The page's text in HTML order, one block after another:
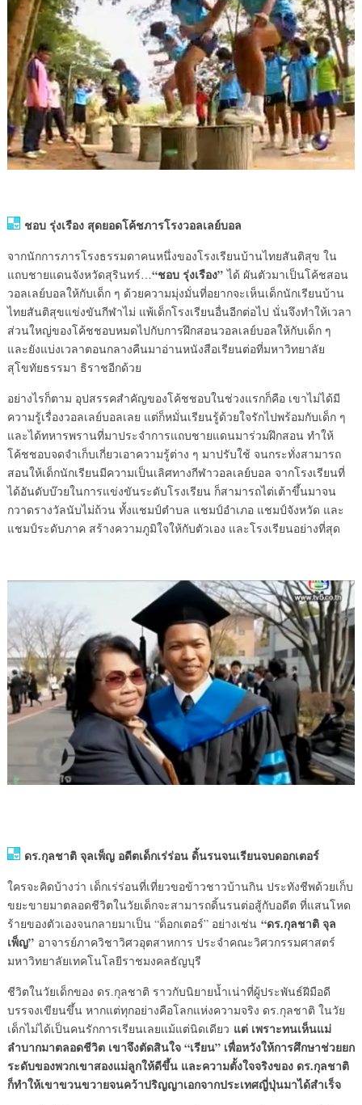
ชอบ รุ่งเรือง สุดยอดโค้ชภารโรงวอลเลย์บอล
จากนักการภารโรงธรรมดาคนหนึ่งของโรงเรียนบ้านไทยสันติสุข ใน
แถบชายแดนจังหวัดสุรินทร์…“ชอบ รุ่งเรือง”ได้ ผันตัวมาเป็นโค้ชสอน
วอลเลย์บอลให้กับเด็ก ๆ ด้วยความมุ่งมั่นที่อยากจะเห็นเด็กนักเรียนบ้าน
ไทยสันติสุขแข่งขันกีฬาไม่ แพ้เด็กโรงเรียนอื่นอีกต่อไป นั่นจึงทำให้เวลา
ส่วนใหญ่ของโค้ชชอบหมดไปกับการฝึกสอนวอลเลย์บอลให้กับเด็ก ๆ
และยังแบ่งเวลาตอนกลางคืนมาอ่านหนังสือเรียนต่อที่มหาวิทยาลัย
สุโขทัยธรรมา ธิราชอีกด้วย
อย่างไรก็ตาม อุปสรรคสำคัญของโค้ชชอบในช่วงแรกก็คือ เขาไม่ได้มี
ความรู้เรื่องวอลเลย์บอลเลย แต่ก็หมั่นเรียนรู้ด้วยใจรักไปพร้อมกับเด็ก ๆ
และได้ทหารพรานที่มาประจำการแถบชายแดนมาร่วมฝึกสอน ทำให้
โค้ชชอบจดจำเก็บเกี่ยวเอาความรู้ต่าง ๆ มาปรับใช้ จนกระทั่งสามารถ
สอนให้เด็กนักเรียนมีความเป็นเลิศทางกีฬาวอลเลย์บอล จากโรงเรียนที่
ได้อันดับบ๊วยในการแข่งขันระดับโรงเรียน ก็สามารถไต่เต้าขึ้นมาจน
กวาดรางวัลนับไม่ถ้วน ทั้งแชมป์ตำบล แชมป์อำเภอ แชมป์จังหวัด และ
แชมป์ระดับภาค สร้างความภูมิใจให้กับตัวเอง และโรงเรียนอย่างที่สุด
ดร.กุลชาติ จุลเพ็ญ อดีตเด็กเร่ร่อน ดิ้นรนจนเรียนจบดอกเตอร์
ใครจะคิดบ้างว่า เด็กเร่ร่อนที่เที่ยวขอข้าวชาวบ้านกิน ประทังชีพด้วยเก็บ
ขยะขายมาตลอดชีวิตในวัยเด็กจะสามารถดิ้นรนต่อสู้กับอดีต ที่แสนโหด
ร้ายของตัวเองจนกลายมาเป็น “ด็อกเตอร์” อย่างเช่น “ดร.กุลชาติ จุล
เพ็ญ” อาจารย์ภาควิชาวิศวอุตสาหการ ประจำคณะวิศวกรรมศาสตร์
มหาวิทยาลัยเทคโนโลยีราชมงคลธัญบุรี
ชีวิตในวัยเด็กของ ดร.กุลชาติ ราวกับนิยายน้ำเน่าที่ผู้ประพันธ์ฝีมือดี
บรรจงเขียนขึ้น หากแต่ทุกอย่างคือโลกแห่งความจริง ดร.กุลชาติ ในวัย
เด็กไม่ได้เป็นคนรักการเรียนเลยแม้แต่นิดเดียว แต่ เพราะทนเห็นแม่
ลำบากมาตลอดชีวิต เขาจึงตัดสินใจ “เรียน” เพื่อหวังให้การศึกษาช่วยยก
ระดับของพวกเขาสองแม่ลูกให้ดีขึ้น และความตั้งใจจริงของ ดร.กุลชาติ
ก็ทำให้เขาขวนขวายจนคว้าปริญญาเอกจากประเทศญี่ปุ่นมาได้สำเร็จ